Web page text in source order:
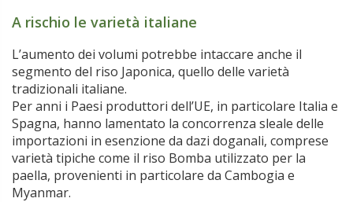
A rischio le varietà italiane
L’aumento dei volumi potrebbe intaccare anche il
segmento del riso Japonica, quello delle varietà
tradizionali italiane.
Per anni i Paesi produttori dell’UE, in particolare Italia e
Spagna, hanno lamentato la concorrenza sleale delle
importazioni in esenzione da dazi doganali, comprese
varietà tipiche come il riso Bomba utilizzato per la
paella, provenienti in particolare da Cambogia e
Myanmar.